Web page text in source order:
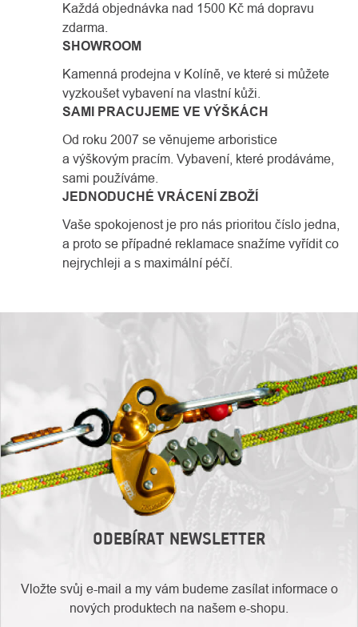
Každá objednávka nad 1500 Kč má dopravu
zdarma.
SHOWROOM
Kamenná prodejna v Kolíně, ve které si můžete
vyzkoušet vybavení na vlastní kůži.
SAMI PRACUJEME VE VÝŠKÁCH
Od roku 2007 se věnujeme arboristice
a výškovým pracím. Vybavení, které prodáváme,
sami používáme.
JEDNODUCHÉ VRÁCENÍ ZBOŽÍ
Vaše spokojenost je pro nás prioritou číslo jedna,
a proto se případné reklamace snažíme vyřídit co
nejrychleji a s maximální péčí.
ODEBÍRAT NEWSLETTER
Vložte svůj e-mail a my vám budeme zasílat informace o
nových produktech na našem e-shopu.